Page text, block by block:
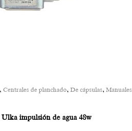
, Centrales de planchado, De cápsulas, Manuales
impulsión de agua 48w